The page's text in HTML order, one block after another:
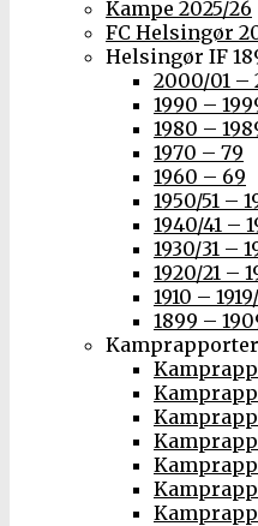
Kampe 2025/26
FC Helsingør
Helsingør IF
2000/01 –
1990 –
1980 –
1970 – 79
1960 – 69
1950/51 –
1940/41 –
1930/31 –
1920/21 –
1910 –
1899 –
Kamprapporter